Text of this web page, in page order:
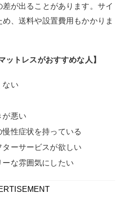
な雰囲気にしたい